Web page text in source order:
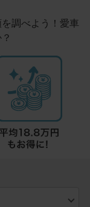
調べよう！愛車